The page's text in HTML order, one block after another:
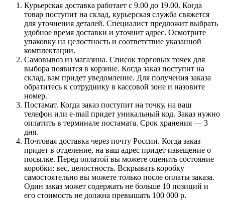
Курьерская доставка работает с 9.00 до 19.00. Когда
товар поступит на склад, курьерская служба свяжется
для уточнения деталей. Специалист предложит выбрать
удобное время доставки и уточнит адрес. Осмотрите
упаковку на целостность и соответствие указанной
комплектации.
Самовывоз из магазина. Список торговых точек для
выбора появится в корзине. Когда заказ поступит на
склад, вам придет уведомление. Для получения заказа
обратитесь к сотруднику в кассовой зоне и назовите
номер.
Постамат. Когда заказ поступит на точку, на ваш
телефон или e-mail придет уникальный код. Заказ нужно
оплатить в терминале постамата. Срок хранения — 3
дня.
Почтовая доставка через почту России. Когда заказ
придет в отделение, на ваш адрес придет извещение о
посылке. Перед оплатой вы можете оценить состояние
коробки: вес, целостность. Вскрывать коробку
самостоятельно вы можете только после оплаты заказа.
Один заказ может содержать не больше 10 позиций и
его стоимость не должна превышать 100 000 р.